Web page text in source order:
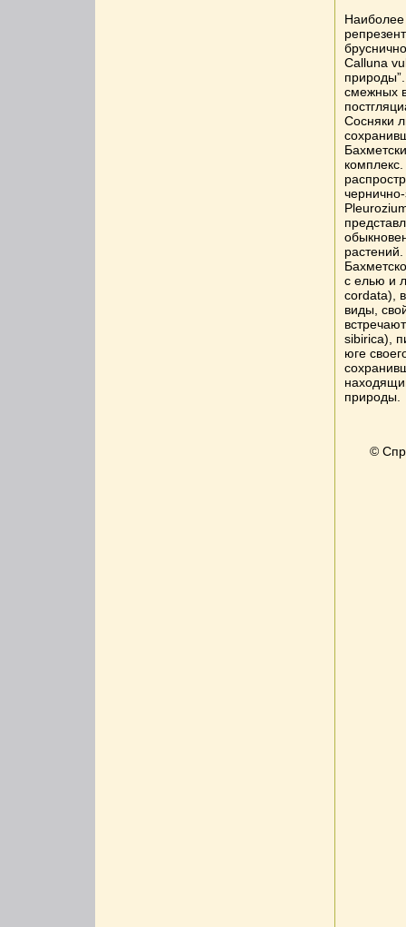
Calluna
смежных
Сосняки
с елью и
cordata),
виды,
sibirica),
юге
природы.
©